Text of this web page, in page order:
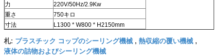
力
220V/50Hz/2.9Kw
重さ
750キロ
寸法
L1300 * W800 * H2150mm
札: プラスチック コップのシーリング機械 , 熱収縮の覆い機械 ,
液体の詰物およびシーリング機械